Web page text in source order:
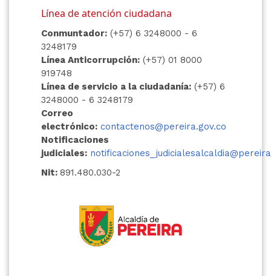
Línea de atención ciudadana
Conmuntador:(+57) 6 3248000 - 6
3248179
Línea Anticorrupción:(+57) 01 8000
919748
Línea de servicio a la ciudadanía:(+57) 6
3248000 - 6 3248179
Correo
electrónico: contactenos@pereira.gov.co
Notificaciones
judiciales:
Nit: 891.480.030-2